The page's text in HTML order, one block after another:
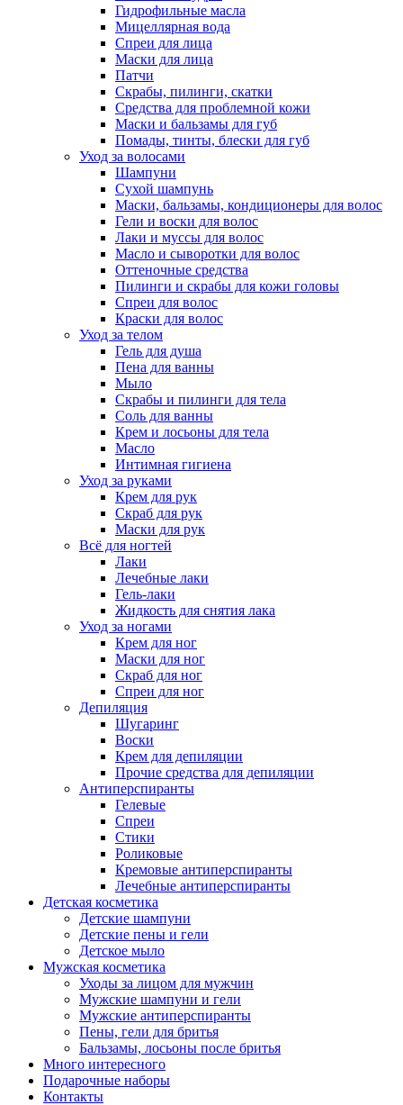
Гидрофильные масла
Мицеллярная вода
Спреи для лица
Маски для лица
Патчи
Скрабы, пилинги, скатки
Средства для проблемной кожи
Маски и бальзамы для губ
Помады, тинты, блески для губ
Уход за волосами
Шампуни
Сухой шампунь
Маски, бальзамы, кондиционеры для волос
Гели и воски для волос
Лаки и муссы для волос
Масло и сыворотки для волос
Оттеночные средства
Пилинги и скрабы для кожи головы
Спреи для волос
Краски для волос
Уход за телом
Гель для душа
Пена для ванны
Мыло
Скрабы и пилинги для тела
Соль для ванны
Крем и лосьоны для тела
Масло
Интимная гигиена
Уход за руками
Крем для рук
Скраб для рук
Маски для рук
Всё для ногтей
Лаки
Лечебные лаки
Гель-лаки
Жидкость для снятия лака
Уход за ногами
Крем для ног
Маски для ног
Скраб для ног
Спреи для ног
Депиляция
Шугаринг
Воски
Крем для депиляции
Прочие средства для депиляции
Антиперспиранты
Гелевые
Спреи
Стики
Роликовые
Кремовые антиперспиранты
Лечебные антиперспиранты
Детская косметика
Детские шампуни
Детские пены и гели
Детское мыло
Мужская косметика
Уходы за лицом для мужчин
Мужские шампуни и гели
Мужские антиперспиранты
Пены, гели для бритья
Бальзамы, лосьоны после бритья
Много интересного
Подарочные наборы
Контакты